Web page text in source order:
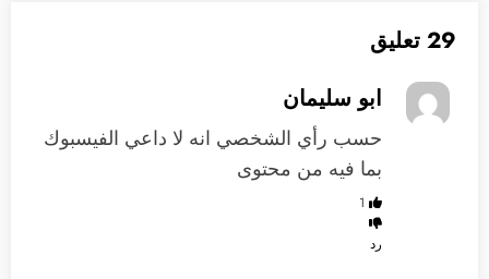
29 تعليق
ابو سليمان
حسب رأي الشخصي انه لا داعي الفيسبوك
بما فيه من محتوى
1
رد